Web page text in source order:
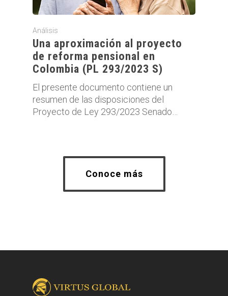
Análisis
Una aproximación al proyecto
de reforma pensional en
Colombia (PL 293/2023 S)
El presente documento contiene un
resumen de las disposiciones del
Proyecto de Ley 293/2023 Senado…
Conoce más